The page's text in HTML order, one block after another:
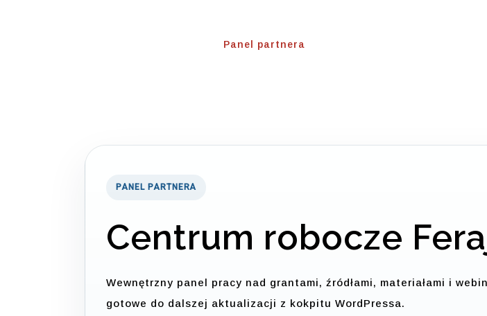
Panel partnera
PANEL PARTNERA
Centrum robocze
Wewnętrzny panel pracy nad grantami, źródłami, materiałami i
gotowe do dalszej aktualizacji z kokpitu WordPressa.